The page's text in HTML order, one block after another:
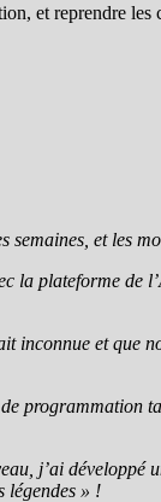
et reprendre
semaines, et les
la plateforme de
inconnue et que
programmation
j’ai
légendes » !